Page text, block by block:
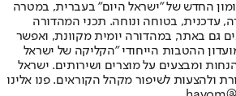
החדש של "ישראל היום" בעברית, במטרה
עדכנית, בטוחה ונוחה. תכני המהדורה
גם באתר, במהדורה יומית מקוונת, ואפשר
ההטבות הייחודי "הקליקה של ישראל
ומבצעים על מוצרים ושירותים. ישראל
ולהצעות לשיפור מקהל הקוראים. פנו אלינו